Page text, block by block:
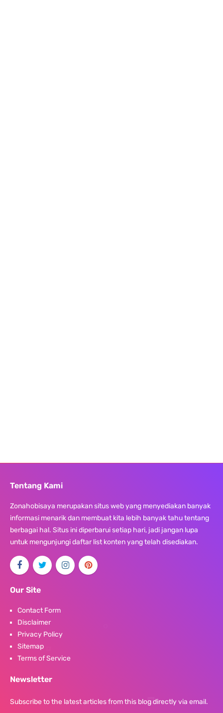
Tentang Kami
Zonahobisaya merupakan situs web yang menyediakan banyak
informasi menarik dan membuat kita lebih banyak tahu tentang
berbagai hal. Situs ini diperbarui setiap hari, jadi jangan lupa
untuk mengunjungi daftar list konten yang telah disediakan.
Our Site
Contact Form
Disclaimer
Privacy Policy
Sitemap
Terms of Service
Newsletter
Subscribe to the latest articles from this blog directly via email.